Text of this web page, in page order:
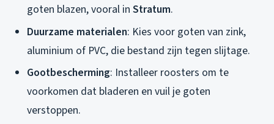
goten blazen, vooral in Stratum.
Duurzame materialen: Kies voor goten van zink,
aluminium of PVC, die bestand zijn tegen slijtage.
Gootbescherming: Installeer roosters om te
voorkomen dat bladeren en vuil je goten
verstoppen.